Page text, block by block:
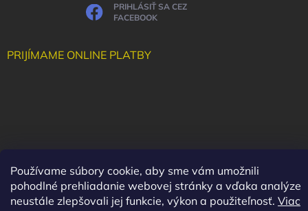
Používame súbory cookie, aby sme vám umožnili
pohodlné prehliadanie webovej stránky a vďaka analýze
neustále zlepšovali jej funkcie, výkon a použiteľnosť. Viac
PRIHLÁSIŤ SA CEZ
FACEBOOK
PRIJÍMAME ONLINE PLATBY